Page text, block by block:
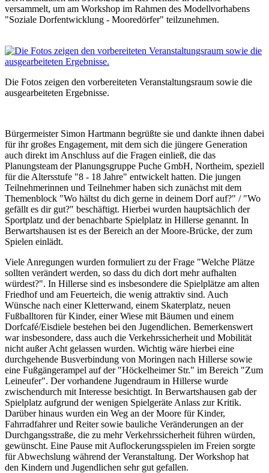
versammelt, um am Workshop im Rahmen des Modellvorhabens
"Soziale Dorfentwicklung - Mooredörfer" teilzunehmen.
Die Fotos zeigen den vorbereiteten Veranstaltungsraum sowie die
ausgearbeiteten Ergebnisse.
Bürgermeister Simon Hartmann begrüßte sie und dankte ihnen dabei
für ihr großes Engagement, mit dem sich die jüngere Generation
auch direkt im Anschluss auf die Fragen einließ, die das
Planungsteam der Planungsgruppe Puche GmbH, Northeim, speziell
für die Altersstufe "8 - 18 Jahre" entwickelt hatten. Die jungen
Teilnehmerinnen und Teilnehmer haben sich zunächst mit dem
Themenblock "Wo hältst du dich gerne in deinem Dorf auf?" / "Wo
gefällt es dir gut?" beschäftigt. Hierbei wurden hauptsächlich der
Sportplatz und der benachbarte Spielplatz in Hillerse genannt. In
Berwartshausen ist es der Bereich an der Moore-Brücke, der zum
Spielen einlädt.
Viele Anregungen wurden formuliert zu der Frage "Welche Plätze
sollten verändert werden, so dass du dich dort mehr aufhalten
würdest?". In Hillerse sind es insbesondere die Spielplätze am alten
Friedhof und am Feuerteich, die wenig attraktiv sind. Auch
Wünsche nach einer Kletterwand, einem Skaterplatz, neuen
Fußballtoren für Kinder, einer Wiese mit Bäumen und einem
Dorfcafé/Eisdiele bestehen bei den Jugendlichen. Bemerkenswert
war insbesondere, dass auch die Verkehrssicherheit und Mobilität
nicht außer Acht gelassen wurden. Wichtig wäre hierbei eine
durchgehende Busverbindung von Moringen nach Hillerse sowie
eine Fußgängerampel auf der "Höckelheimer Str." im Bereich "Zum
Leineufer". Der vorhandene Jugendraum in Hillerse wurde
zwischendurch mit Interesse besichtigt. In Berwartshausen gab der
Spielplatz aufgrund der wenigen Spielgeräte Anlass zur Kritik.
Darüber hinaus wurden ein Weg an der Moore für Kinder,
Fahrradfahrer und Reiter sowie bauliche Veränderungen an der
Durchgangsstraße, die zu mehr Verkehrssicherheit führen würden,
gewünscht. Eine Pause mit Auflockerungsspielen im Freien sorgte
für Abwechslung während der Veranstaltung. Der Workshop hat
den Kindern und Jugendlichen sehr gut gefallen.